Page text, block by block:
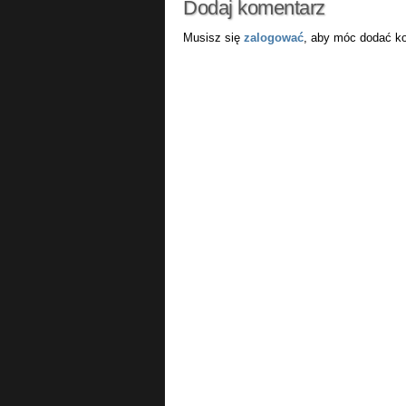
Dodaj komentarz
Musisz się zalogować, aby móc dodać